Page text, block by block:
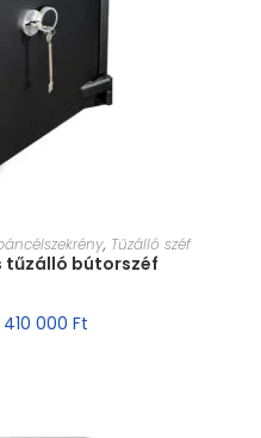
, Tűzálló széf
tűzálló bútorszéf
410 000 Ft